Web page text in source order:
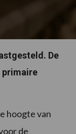
De
primaire
hoogte van
de